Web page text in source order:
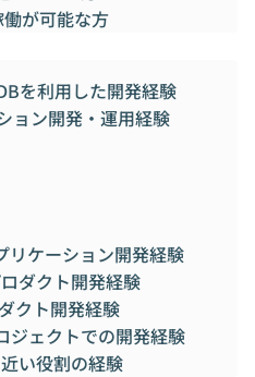
が可能な方
を利用した開発経験
ョン開発・運用経験
リケーション開発経験
ダクト開発経験
クト開発経験
ジェクトでの開発経験
い役割の経験